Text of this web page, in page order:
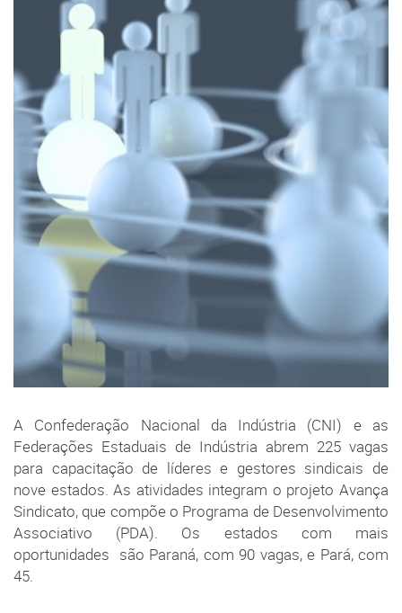
A Confederação Nacional da Indústria (CNI) e as
Federações Estaduais de Indústria abrem 225 vagas
para capacitação de líderes e gestores sindicais de
nove estados. As atividades integram o projeto Avança
Sindicato, que compõe o Programa de Desenvolvimento
Associativo (PDA). Os estados com mais
oportunidades são Paraná, com 90 vagas, e Pará, com
45.